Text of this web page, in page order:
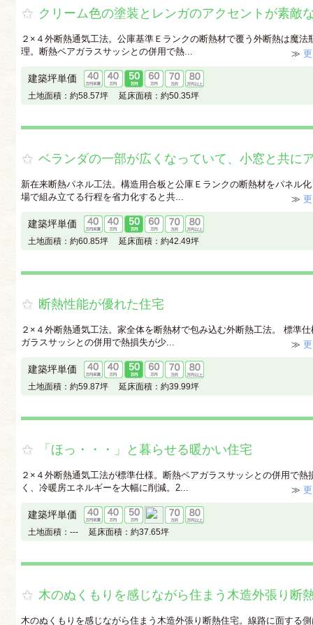
クリーム色の塗装とレンガのアクセントが素敵
２×４外断熱通気工法。公庫基準Ｅランクの断熱材で覆う外断熱は魔法
理。断熱ペアガラスサッシとの併用で熱...
≫
建築坪単価
土地面積： 約58.57坪 延床面積： 約50.35坪
ベランダの一部が広くなっていて、小窓と共に
新在来断熱パネル工法。構造用合板と公庫Ｅランクの断熱材をパネル
場で組み立てる行程を省力化すると共...
≫
建築坪単価
土地面積： 約60.85坪 延床面積： 約42.49坪
断熱性能が優れた住宅
２×４外断熱通気工法。家全体を断熱材で包み込む外断熱工法。 標準
ガラスサッシとの併用で熱損失が少...
≫
建築坪単価
土地面積： 約59.87坪 延床面積： 約39.99坪
「ほっ・・・」と暮らせる暖かい住宅
２×４外断熱通気工法が標準仕様。断熱ペアガラスサッシとの併用で熱
く、冷暖房エネルギーを大幅に削減。2...
≫
建築坪単価
土地面積： --- 延床面積： 約37.65坪
木のぬくもりを感じながら住まう木造外張り断
木のぬくもりを感じながら住まう木造外張り断熱住宅。線路に面する